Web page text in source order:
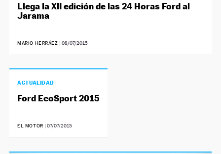
Llega la XII edición de las 24 Horas Ford al
Jarama
MARIO HERRÁEZ | 08/07/2015
ACTUALIDAD
Ford EcoSport 2015
EL MOTOR | 07/07/2015